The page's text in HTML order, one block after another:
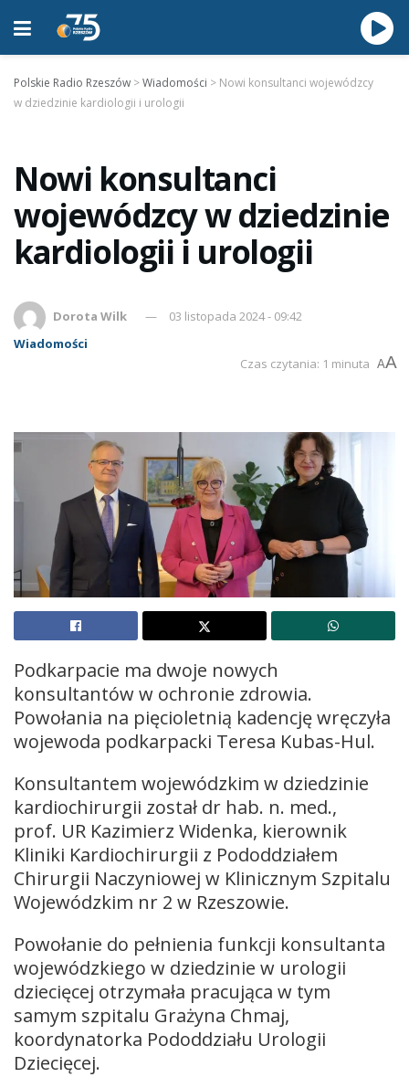
Polskie Radio Rzeszów >Wiadomości > Nowi konsultanci wojewódzcy
w dziedzinie kardiologii i urologii
Nowi konsultanci
wojewódzcy w dziedzinie
kardiologii i urologii
Dorota Wilk
03 listopada 2024 - 09:42
Wiadomości
Czas czytania: 1 minuta AA
Podkarpacie ma dwoje nowych
konsultantów w ochronie zdrowia.
Powołania na pięcioletnią kadencję wręczyła
wojewoda podkarpacki Teresa Kubas-Hul.
Konsultantem wojewódzkim w dziedzinie
kardiochirurgii został dr hab. n. med.,
prof. UR Kazimierz Widenka, kierownik
Kliniki Kardiochirurgii z Pododdziałem
Chirurgii Naczyniowej w Klinicznym Szpitalu
Wojewódzkim nr 2 w Rzeszowie.
Powołanie do pełnienia funkcji konsultanta
wojewódzkiego w dziedzinie w urologii
dziecięcej otrzymała pracująca w tym
samym szpitalu Grażyna Chmaj,
koordynatorka Pododdziału Urologii
Dziecięcej.